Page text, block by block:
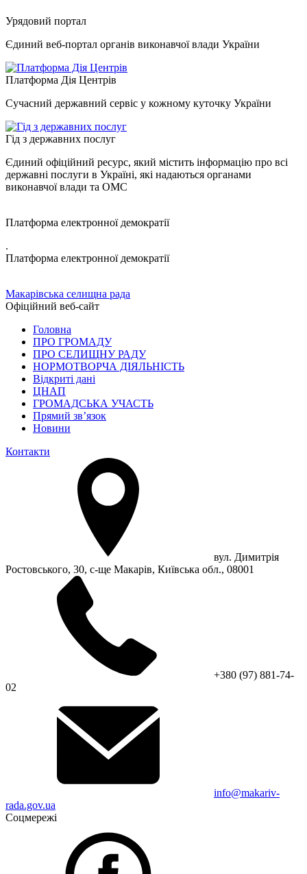
Урядовий портал
Єдиний веб-портал органів виконавчої влади України
Платформа Дія Центрів
Сучасний державний сервіс у кожному куточку України
Гід з державних послуг
Єдиний офіційний ресурс, який містить інформацію про всі
державні послуги в Україні, які надаються органами
виконавчої влади та ОМС
Платформа електронної демократії
.
Платформа електронної демократії
Макарівська селищна рада
Офіційний веб-сайт
Головна
ПРО ГРОМАДУ
ПРО СЕЛИЩНУ РАДУ
НОРМОТВОРЧА ДІЯЛЬНІСТЬ
Відкриті дані
ЦНАП
ГРОМАДСЬКА УЧАСТЬ
Прямий зв’язок
Новини
Контакти
вул. Димитрія
Ростовського, 30, с-ще Макарів, Київська обл., 08001
+380 (97) 881-74-
02
info@makariv-
rada.gov.ua
Соцмережі